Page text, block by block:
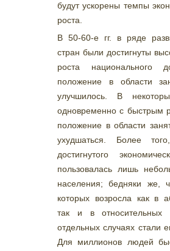
будут ускорены темпы
роста.
В 50-60-е гг. в ряде
стран были достигнуты
роста национального
положение в области
улучшилось. В
одновременно с быстрым
положение в области
ухудшаться. Более
достигнутого
пользовалась лишь
населения; бедняки же,
которых возросла как в
так и в
отдельных случаях стали
Для миллионов людей